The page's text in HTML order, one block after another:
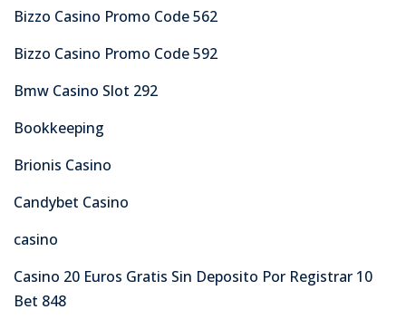
Bizzo Casino Promo Code 562
Bizzo Casino Promo Code 592
Bmw Casino Slot 292
Bookkeeping
Brionis Casino
Candybet Casino
casino
Casino 20 Euros Gratis Sin Deposito Por Registrar 10
Bet 848